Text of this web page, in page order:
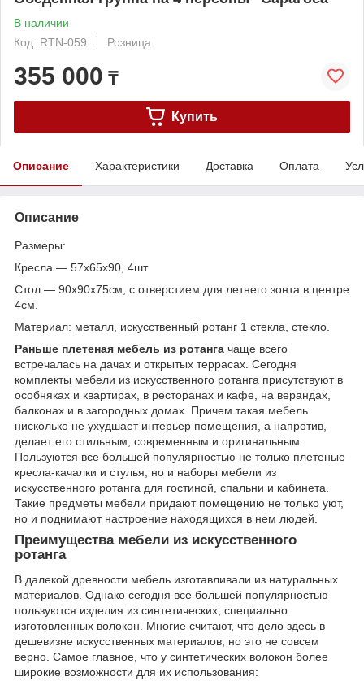
В наличии
Код: RTN-059
Розница
355 000 ₸
Купить
Описание Характеристики Доставка Оплата
Описание
Размеры:
Кресла ― 57х65х90, 4шт.
Стол ― 90х90х75см, с отверстием для летнего зонта в центре
4см.
Материал: металл, искусственный ротанг 1 стекла, стекло.
Раньше плетеная мебель из ротанга чаще всего
встречалась на дачах и открытых террасах. Сегодня
комплекты мебели из искусственного ротанга присутствуют в
особняках и квартирах, в ресторанах и кафе, на верандах,
балконах и в загородных домах. Причем такая мебель
нисколько не ухудшает интерьер помещения, а напротив,
делает его стильным, современным и оригинальным.
Пользуются все большей популярностью не только плетеные
кресла-качалки и стулья, но и наборы мебели из
искусственного ротанга для гостиной, спальни и кабинета.
Такие предметы мебели придают помещению не только уют,
но и поднимают настроение находящихся в нем людей.
Преимущества мебели из искусственного
ротанга
В далекой древности мебель изготавливали из натуральных
материалов. Однако сегодня все большей популярностью
пользуются изделия из синтетических, специально
изготовленных волокон. Многие считают, что дело здесь в
дешевизне искусственных материалов, но это не совсем
верно. Самое главное, что у синтетических волокон более
широкие возможности для их использования: